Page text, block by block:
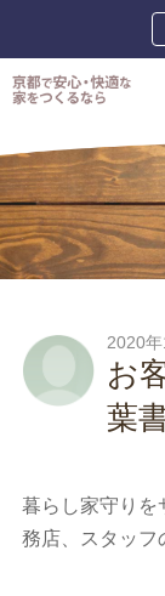
2020
お
葉
暮らし家守りを
務店、スタッフ